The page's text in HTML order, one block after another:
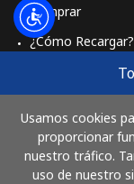
Usamos cookies
proporcionar
nuestro tráfico.
uso de nuestro
Comprar
¿Cómo Recargar?
Cómo funciona